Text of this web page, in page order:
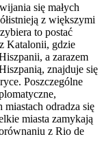
się małych
z większymi
to postać
Katalonii, gdzie
a zarazem
znajduje się
Poszczególne
odradza się
miasta zamykają
z Rio de